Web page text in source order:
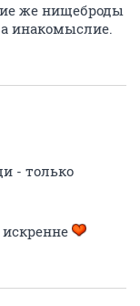
же нищеброды
инакомыслие.
- только
искренне